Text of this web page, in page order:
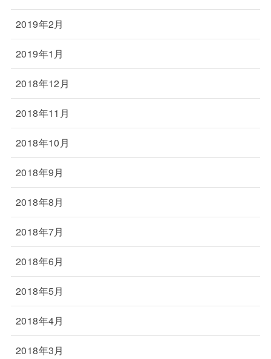
2019年2月
2019年1月
2018年12月
2018年11月
2018年10月
2018年9月
2018年8月
2018年7月
2018年6月
2018年5月
2018年4月
2018年3月